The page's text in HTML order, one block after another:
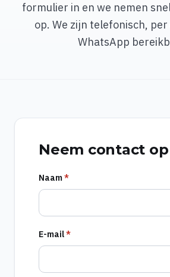
formulier in en we nemen
op. We zijn telefonisch,
WhatsApp
Neem contact op
Naam*
E-mail*